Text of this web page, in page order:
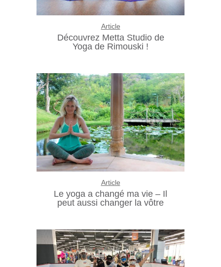
Article
Découvrez Metta Studio de
Yoga de Rimouski !
Article
Le yoga a changé ma vie – Il
peut aussi changer la vôtre